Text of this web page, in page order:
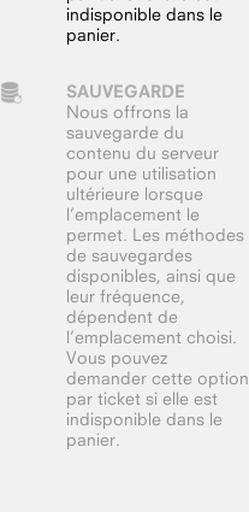
indisponible dans le
panier.
SAUVEGARDE
Nous offrons la
sauvegarde du
contenu du serveur
pour une utilisation
ultérieure lorsque
l’emplacement le
permet. Les méthodes
de sauvegardes
disponibles, ainsi que
leur fréquence,
dépendent de
l’emplacement choisi.
Vous pouvez
demander cette option
par ticket si elle est
indisponible dans le
panier.